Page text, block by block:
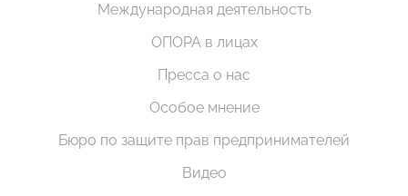
Международная деятельность
ОПОРА в лицах
Пресса о нас
Особое мнение
Бюро по защите прав предпринимателей
Видео